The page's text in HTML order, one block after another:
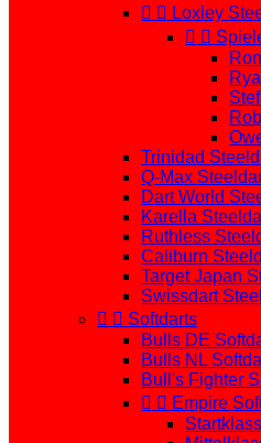
  Loxley
 
Trinidad
Q-Max
Dart World
Karella
Ruthless
Caliburn
Target Japan
Swissdart
  Softdarts
Bulls DE
Bulls NL
Bull's Fighter
  Empire